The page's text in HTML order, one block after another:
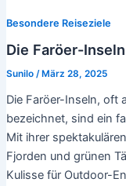
Besondere Reiseziele
Die Faröer-
Sunilo / März 28, 2025
Die Faröer-Inseln, oft
bezeichnet, sind ein
Mit ihrer
Fjorden und grünen
Kulisse für Outdoor-